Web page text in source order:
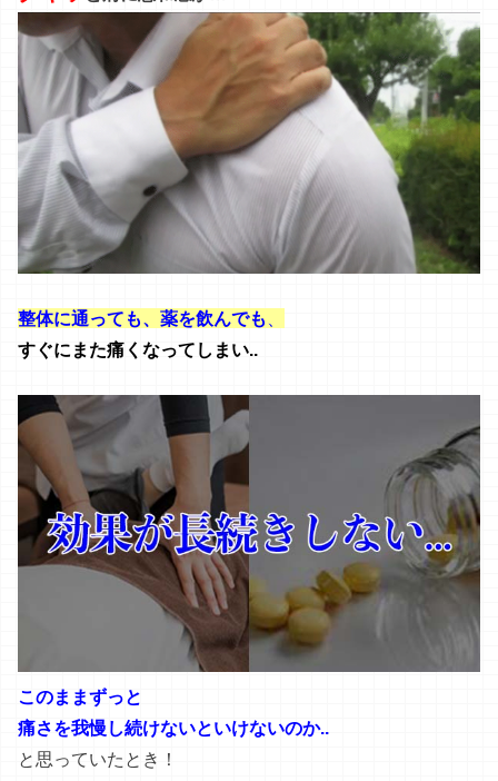
整体に通っても、薬を飲んでも
すぐにまた痛くなってしまい..
このままずっと
痛さを我慢し続けないといけないのか..
と思っていたとき！